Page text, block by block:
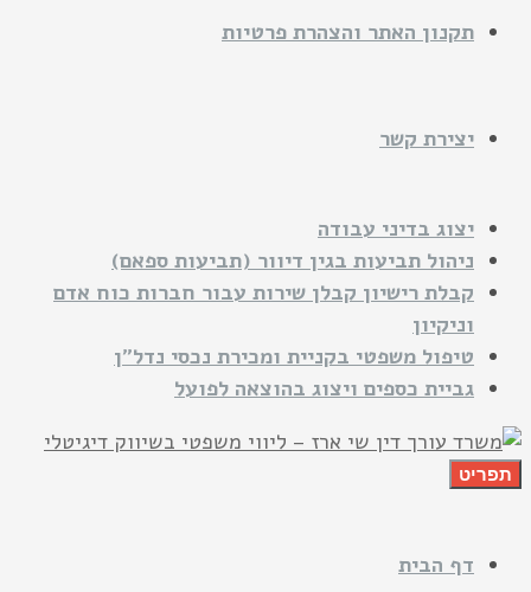
תקנון האתר והצהרת פרטיות
יצירת קשר
יצוג בדיני עבודה
ניהול תביעות בגין דיוור (תביעות ספאם)
קבלת רישיון קבלן שירות עבור חברות כוח אדם
וניקיון
טיפול משפטי בקניית ומכירת נכסי נדל"ן
גביית כספים ויצוג בהוצאה לפועל
תפריט
דף הבית